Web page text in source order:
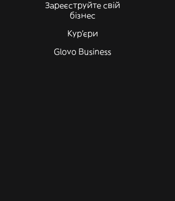
Зареєструйте свій
бізнес
Кур'єри
Glovo Business